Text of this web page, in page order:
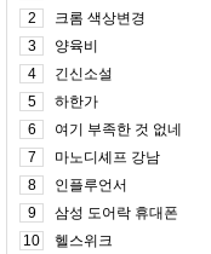
2
크롬 색상변경
3
양육비
4
긴신소설
5
하한가
6
여기 부족한 것 없네
7
마노디셰프 강남
8
인플루언서
9
삼성 도어락 휴대폰
10
헬스위크